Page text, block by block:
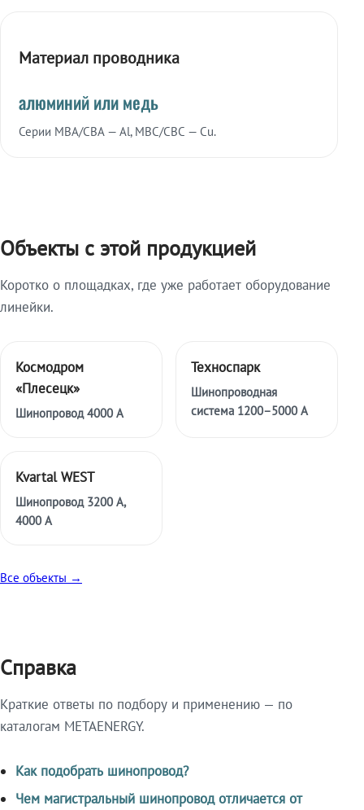
Материал проводника
алюминий или медь
Серии МВА/СВА — Al, МВС/СВС — Cu.
Объекты с этой продукцией
Коротко о площадках, где уже работает оборудование
линейки.
Космодром
«Плесецк»
Шинопровод 4000 А
Техноспарк
Шинопроводная
система 1200–5000 А
Kvartal WEST
Шинопровод 3200 А,
4000 А
Все объекты →
Справка
Краткие ответы по подбору и применению — по
каталогам METAENERGY.
Как подобрать шинопровод?
Чем магистральный шинопровод отличается от